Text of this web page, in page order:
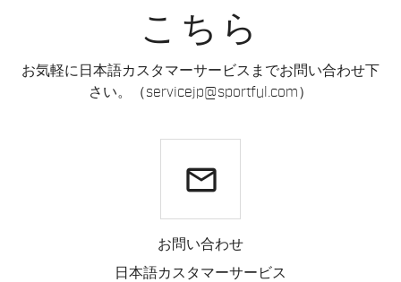
こちら
お気軽に日本語カスタマーサービスまでお問い合わせ下
さい。（servicejp@sportful.com）
email
お問い合わせ
日本語カスタマーサービス